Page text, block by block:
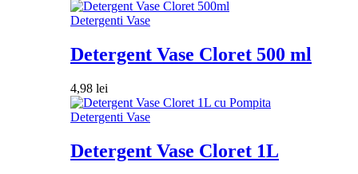
Detergenti Vase
Detergent Vase Cloret 500 ml
4,98 lei
Detergenti Vase
Detergent Vase Cloret 1L